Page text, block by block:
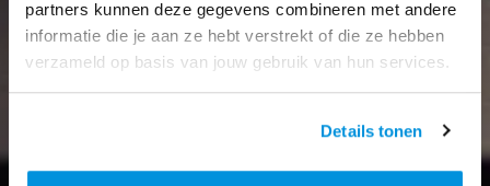
partners kunnen deze gegevens combineren met andere
informatie die je aan ze hebt verstrekt of die ze hebben
verzameld op basis van jouw gebruik van hun services.
Details tonen